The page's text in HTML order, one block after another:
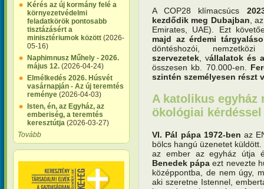
Kérés az új kormány felé a
környezetvédelmi
feladatkörök pontosabb
tisztázásért a
minisztériumok között (2026-
05-16)
Naphimnusz Műhely - 2026.
május 12. (2026-04-24)
Elmélkedés 2026. Húsvét
vasárnapján - Az új teremtés
reménye (2026-04-03)
Isten, én, az Egyház, az
emberiség, a teremtés
keresztútja (2026-03-27)
Tovább
A COP28 klímacsúcs
kezdődik meg Dubajban ,
Emirates, UAE). Ezt
majd az érdemi
döntéshozói,
szervezetek , vállalatok és
összesen kb. 70.000-en.
szintén személyesen részt
A katolikus egyház
ökológiai kérdéssel
VI. Pál pápa 1972-ben az
bölcs hangú üzenetet küldött.
az ember az egyház útja
Benedek pápaezt nevezte
középpontba, de nem úgy,
aki szeretne Istennel,